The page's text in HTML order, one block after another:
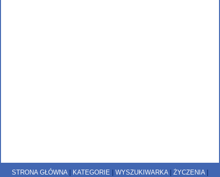
STRONA GŁÓWNA | KATEGORIE | WYSZUKIWARKA | ŻYCZENIA |